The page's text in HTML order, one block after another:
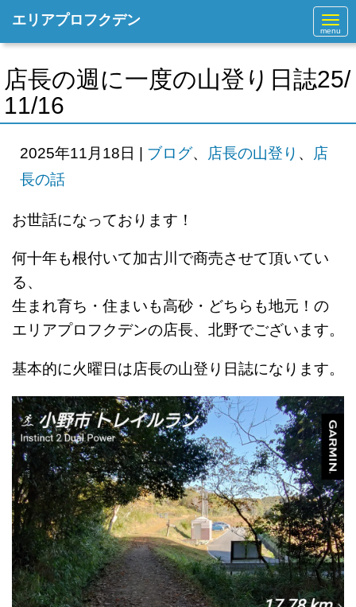
N
a
v
g
a
o
エリアプロフクデン
店長の週に一度の山登り日誌25/
11/16
2025年11月18日 | ブログ、 店長の山登り 、 店
長の話
お世話になっております！
何十年も根付いて加古川で商売させて頂いてい
る、
生まれ育ち・住まいも高砂・どちらも地元！の
エリアプロフクデンの店長、北野でございます。
基本的に火曜日は店長の山登り日誌になります。